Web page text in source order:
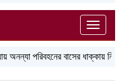
Toggle
অনন্যা পরিবহনের বাসের ধাক্কায় নিহত ২